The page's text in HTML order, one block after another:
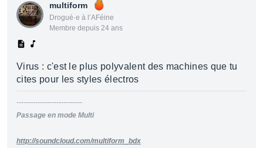
multiform
Drogué·e à l’AFéine
Membre depuis 24 ans
Virus : c'est le plus polyvalent des machines que tu
cites pour les styles électros
----------------------------
Passage en mode Multi
http://soundcloud.com/multiform_bdx